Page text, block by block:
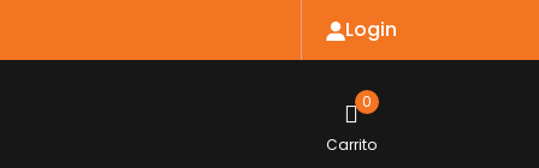
Login
0
Carrito